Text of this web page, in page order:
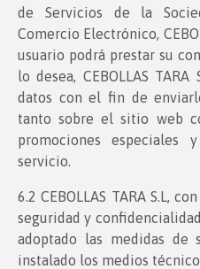
de Servicios de la
Comercio Electrónico,
usuario podrá prestar su
lo desea, CEBOLLAS
datos con el fin de
tanto sobre el sitio web
promociones especiales
servicio.
6.2 CEBOLLAS TARA S.L,
seguridad y
adoptado las medidas de
instalado los medios